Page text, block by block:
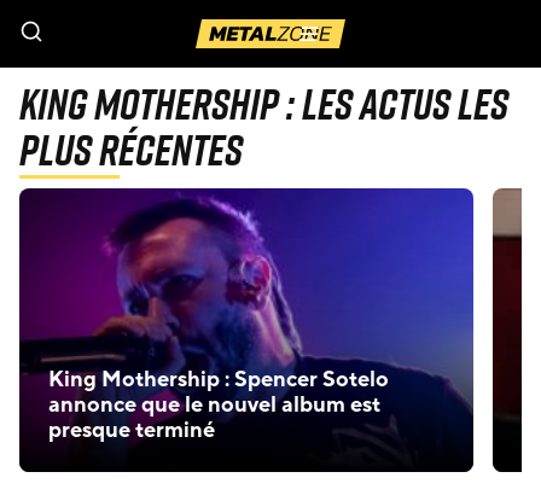
Menu
King Mothership : Les actus les
plus récentes
King Mothership : Spencer Sotelo
annonce que le nouvel album est
presque terminé